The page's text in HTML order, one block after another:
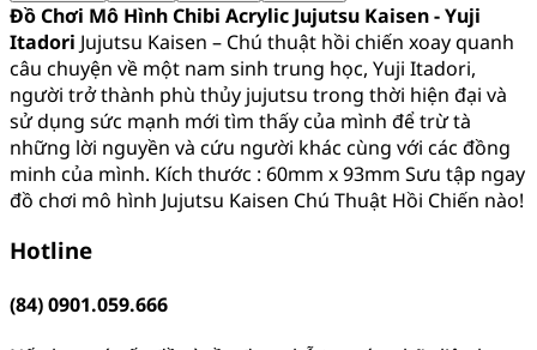
Đồ Chơi Mô Hình Chibi Acrylic Jujutsu Kaisen - Yuji
Itadori Jujutsu Kaisen – Chú thuật hồi chiến xoay quanh
câu chuyện về một nam sinh trung học, Yuji Itadori,
người trở thành phù thủy jujutsu trong thời hiện đại và
sử dụng sức mạnh mới tìm thấy của mình để trừ tà
những lời nguyền và cứu người khác cùng với các đồng
minh của mình. Kích thước : 60mm x 93mm Sưu tập ngay
đồ chơi mô hình Jujutsu Kaisen Chú Thuật Hồi Chiến nào!
Hotline
(84) 0901.059.666